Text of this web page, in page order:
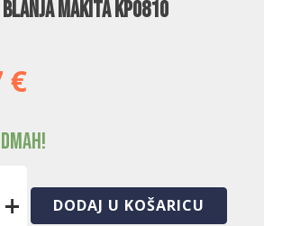
Makita KP0810
€
+ DODAJ U KOŠARICU